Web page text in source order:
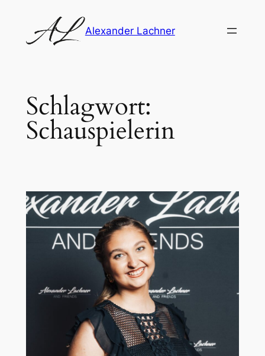
springen
Alexander Lachner
Schlagwort:
Schauspielerin